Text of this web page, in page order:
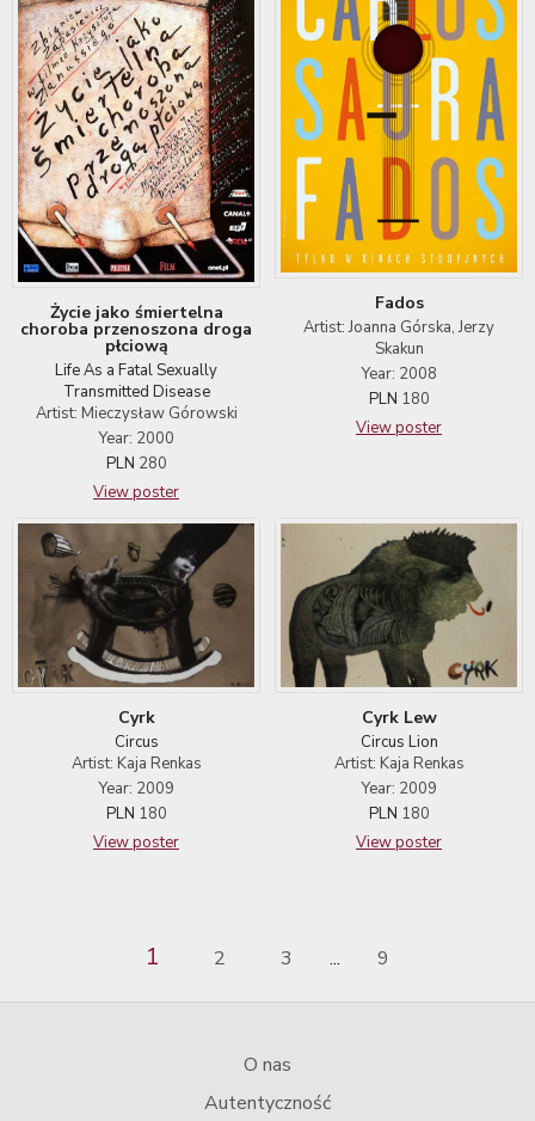
Życie jako śmiertelna
choroba przenoszona droga
płciową
Life As a Fatal Sexually
Transmitted Disease
Artist: Mieczysław Górowski
Year: 2000
PLN 280
View poster
Fados
Artist: Joanna Górska, Jerzy
Skakun
Year: 2008
PLN 180
View poster
Cyrk
Circus
Artist: Kaja Renkas
Year: 2009
PLN 180
View poster
Cyrk Lew
Circus Lion
Artist: Kaja Renkas
Year: 2009
PLN 180
View poster
1 2 3 ... 9
O nas
Autentyczność